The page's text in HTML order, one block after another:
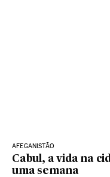
AFEGANISTÃO
Cabul, a vida na
uma semana